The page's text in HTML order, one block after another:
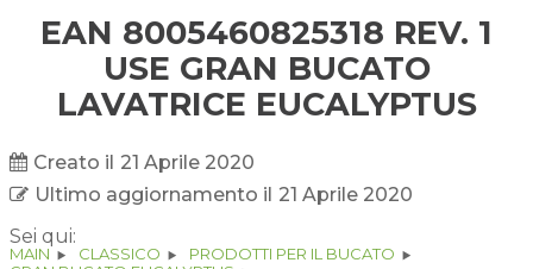
EAN 8005460825318 REV. 1
USE GRAN BUCATO
LAVATRICE EUCALYPTUS
Creato il 21 Aprile 2020
Ultimo aggiornamento il 21 Aprile 2020
Sei qui:
MAIN CLASSICO
PRODOTTI PER IL BUCATO